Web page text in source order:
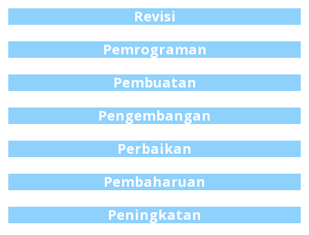
Revisi
Pemrograman
Pembuatan
Pengembangan
Perbaikan
Pembaharuan
Peningkatan